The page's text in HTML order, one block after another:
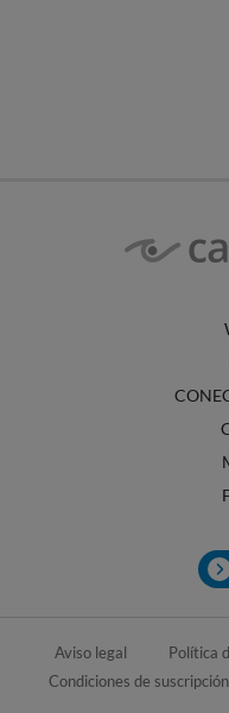
Aviso legal Política
Condiciones de suscripción